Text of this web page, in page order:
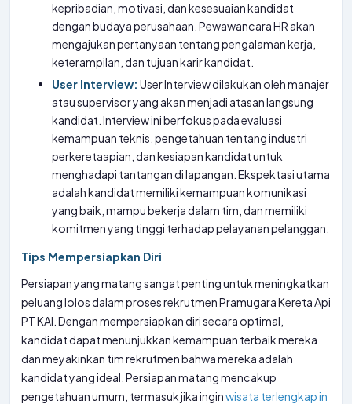
kepribadian, motivasi, dan kesesuaian kandidat
dengan budaya perusahaan. Pewawancara HR akan
mengajukan pertanyaan tentang pengalaman kerja,
keterampilan, dan tujuan karir kandidat.
User Interview: User Interview dilakukan oleh manajer
atau supervisor yang akan menjadi atasan langsung
kandidat. Interview ini berfokus pada evaluasi
kemampuan teknis, pengetahuan tentang industri
perkeretaapian, dan kesiapan kandidat untuk
menghadapi tantangan di lapangan. Ekspektasi utama
adalah kandidat memiliki kemampuan komunikasi
yang baik, mampu bekerja dalam tim, dan memiliki
komitmen yang tinggi terhadap pelayanan pelanggan.
Tips Mempersiapkan Diri
Persiapan yang matang sangat penting untuk meningkatkan
peluang lolos dalam proses rekrutmen Pramugara Kereta Api
PT KAI. Dengan mempersiapkan diri secara optimal,
kandidat dapat menunjukkan kemampuan terbaik mereka
dan meyakinkan tim rekrutmen bahwa mereka adalah
kandidat yang ideal. Persiapan matang mencakup
pengetahuan umum, termasuk jika inginwisata terlengkap in